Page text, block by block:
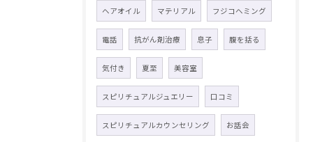
ヘアオイル マテリアル フジコヘミング
電話 抗がん剤治療 息子 腹を括る
気付き 夏至 美容室
スピリチュアルジュエリー 口コミ
スピリチュアルカウンセリング お話会